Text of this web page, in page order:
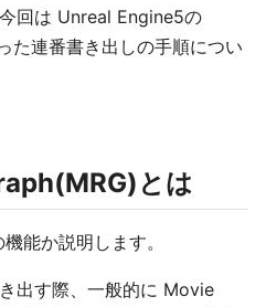
回は Unreal Engine5の
た連番書き出しの手順につい
とは
能か説明します。
出す際、一般的に Movie